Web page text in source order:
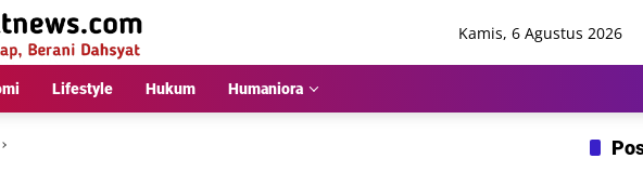
Kamis, 6 Agustus 2026
Lifestyle Hukum Humaniora